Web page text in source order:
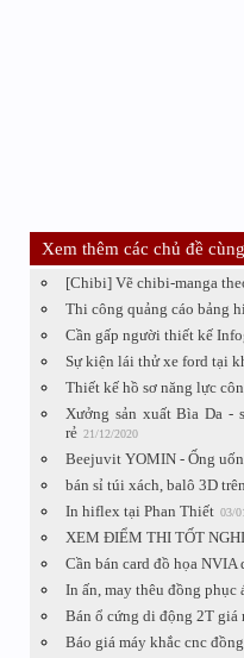
Xem thêm các chủ đề
[Chibi] Vẽ chibi-manga
Thi công quảng cáo bảng
Cần gấp người thiết kế
Sự kiện lái thử xe ford tại
Thiết kế hồ sơ năng lực
Xưởng sản xuất Bìa Da -
rẻ 21/12/2020
Beejuvit YOMIN - Ống
bán sỉ túi xách, balô 3D
In hiflex tại Phan Thiết 03/
XEM ĐIỂM THI TỐT
Cần bán card đồ họa NVIA
In ấn, may thêu đồng phục
Bán ổ cứng di động 2T giá
Báo giá máy khắc cnc